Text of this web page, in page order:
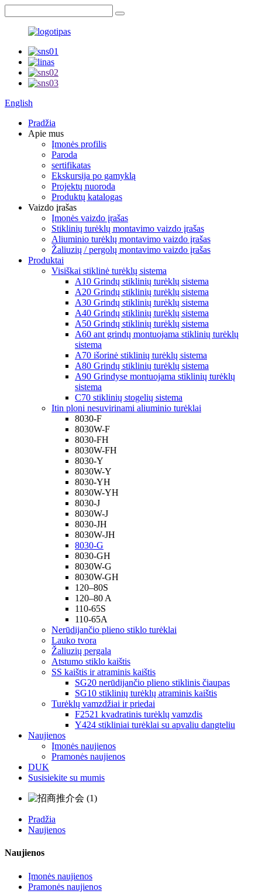
English
Pradžia
Apie mus
Įmonės profilis
Paroda
sertifikatas
Ekskursija po gamyklą
Projektų nuoroda
Produktų katalogas
Vaizdo įrašas
Įmonės vaizdo įrašas
Stiklinių turėklų montavimo vaizdo įrašas
Aliuminio turėklų montavimo vaizdo įrašas
Žaliuzių / pergolų montavimo vaizdo įrašas
Produktai
Visiškai stiklinė turėklų sistema
A10 Grindų stiklinių turėklų sistema
A20 Grindų stiklinių turėklų sistema
A30 Grindų stiklinių turėklų sistema
A40 Grindų stiklinių turėklų sistema
A50 Grindų stiklinių turėklų sistema
A60 ant grindų montuojama stiklinių turėklų
sistema
A70 išorinė stiklinių turėklų sistema
A80 Grindų stiklinių turėklų sistema
A90 Grindyse montuojama stiklinių turėklų
sistema
C70 stiklinių stogelių sistema
Itin ploni nesuvirinami aliuminio turėklai
8030-F
8030W-F
8030-FH
8030W-FH
8030-Y
8030W-Y
8030-YH
8030W-YH
8030-J
8030W-J
8030-JH
8030W-JH
8030-G
8030-GH
8030W-G
8030W-GH
120–80S
120–80 A
110-65S
110-65A
Nerūdijančio plieno stiklo turėklai
Lauko tvora
Žaliuzių pergala
Atstumo stiklo kaištis
SS kaištis ir atraminis kaištis
SG20 nerūdijančio plieno stiklinis čiaupas
SG10 stiklinių turėklų atraminis kaištis
Turėklų vamzdžiai ir priedai
F2521 kvadratinis turėklų vamzdis
Y424 stikliniai turėklai su apvaliu dangteliu
Naujienos
Įmonės naujienos
Pramonės naujienos
DUK
Susisiekite su mumis
Pradžia
Naujienos
Naujienos
Įmonės naujienos
Pramonės naujienos